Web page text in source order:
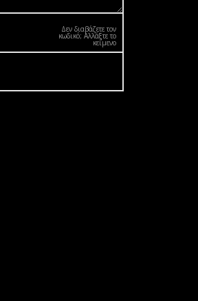
Δεν διαβάζετε τον
κωδικό; Αλλάξτε το
κείμενο